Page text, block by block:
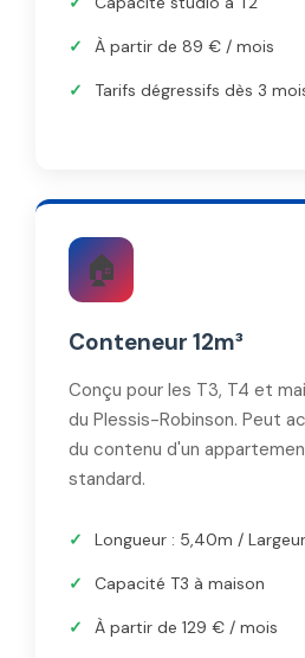
À partir de 89 € / mois
Tarifs dégressifs dès 3
🏠
Conteneur 12m³
Conçu pour les T3, T4 et
du Plessis-Robinson. Peut
du contenu d'un
standard.
Longueur : 5,40m /
Capacité T3 à maison
À partir de 129 € / mois